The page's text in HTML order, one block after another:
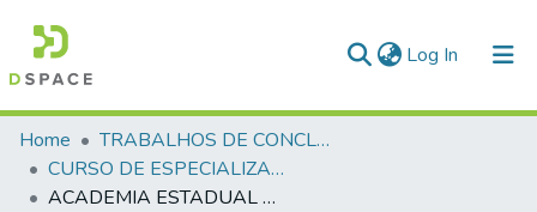
Log In (current)
Communities & Collections
All of DSpace
Home
TRABALHOS DE CONCLUSÃO DE CURSO - CAESP (CURSO DE ESPECIALIZAÇÃO EM ALTOS ESTUDOS EM SEGURANÇA PÚBLICA)
CURSO DE ESPECIALIZAÇÃO EM ALTOS ESTUDOS EM SEGURANÇA PÚBLICA - CAESP - 2004
ACADEMIA ESTADUAL DE SEGURANÇA PÚBLICA GERÊNCIA DE ENSINO POLICIAL MILITAR UNIVERSIDADE CATÓLICA DE GOIÁS VICE-REITORIA DE PÓS GRADUAÇÃO E PESQUISA COORDENAÇÃO DE PÓS-GRADUAÇÃO LATO SENSU CONVÊNIO – UCG/SS